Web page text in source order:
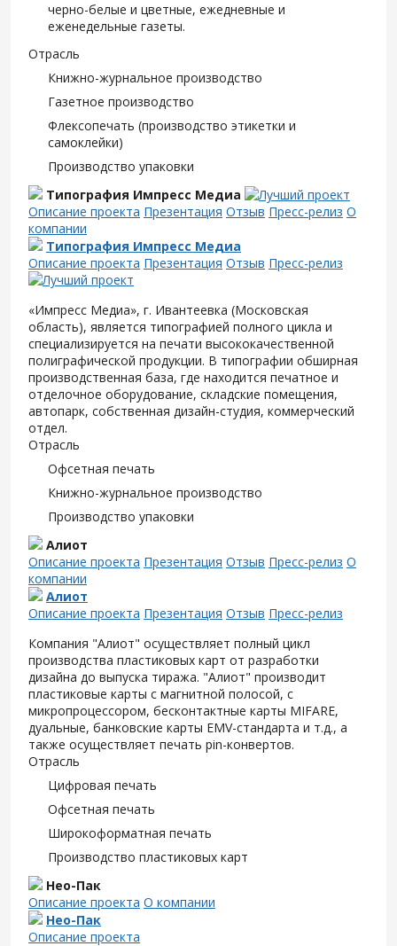
черно-белые и цветные, ежедневные и
еженедельные газеты.
Отрасль
Книжно-журнальное производство
Газетное производство
Флексопечать (производство этикетки и
самоклейки)
Производство упаковки
Типография Импресс Медиа
Описание проекта Презентация Отзыв Пресс-релиз О
компании
Типография Импресс Медиа
Описание проекта Презентация Отзыв Пресс-релиз
«Импресс Медиа», г. Ивантеевка (Московская
область), является типографией полного цикла и
специализируется на печати высококачественной
полиграфической продукции. В типографии обширная
производственная база, где находится печатное и
отделочное оборудование, складские помещения,
автопарк, собственная дизайн-студия, коммерческий
отдел.
Отрасль
Офсетная печать
Книжно-журнальное производство
Производство упаковки
Алиот
Описание проекта Презентация Отзыв Пресс-релиз О
компании
Алиот
Описание проекта Презентация Отзыв Пресс-релиз
Компания "Алиот" осуществляет полный цикл
производства пластиковых карт от разработки
дизайна до выпуска тиража. "Алиот" производит
пластиковые карты с магнитной полосой, с
микропроцессором, бесконтактные карты MIFARE,
дуальные, банковские карты EMV-стандарта и т.д., а
также осуществляет печать pin-конвертов.
Отрасль
Цифровая печать
Офсетная печать
Широкоформатная печать
Производство пластиковых карт
Нео-Пак
Описание проекта О компании
Нео-Пак
Описание проекта